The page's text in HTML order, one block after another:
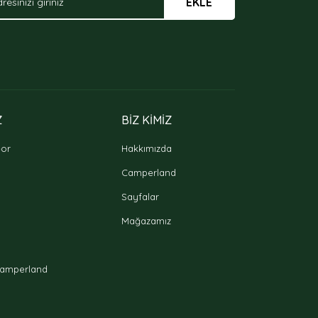
BİZ KİMİZ
Hakkımızda
Camperland
Sayfalar
Mağazamız